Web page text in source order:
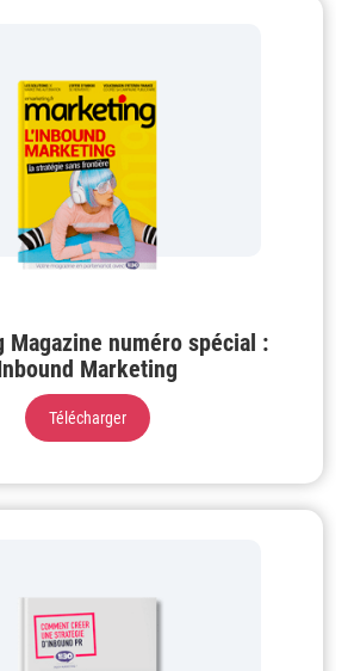
Magazine numéro spécial :
Marketing
Télécharger